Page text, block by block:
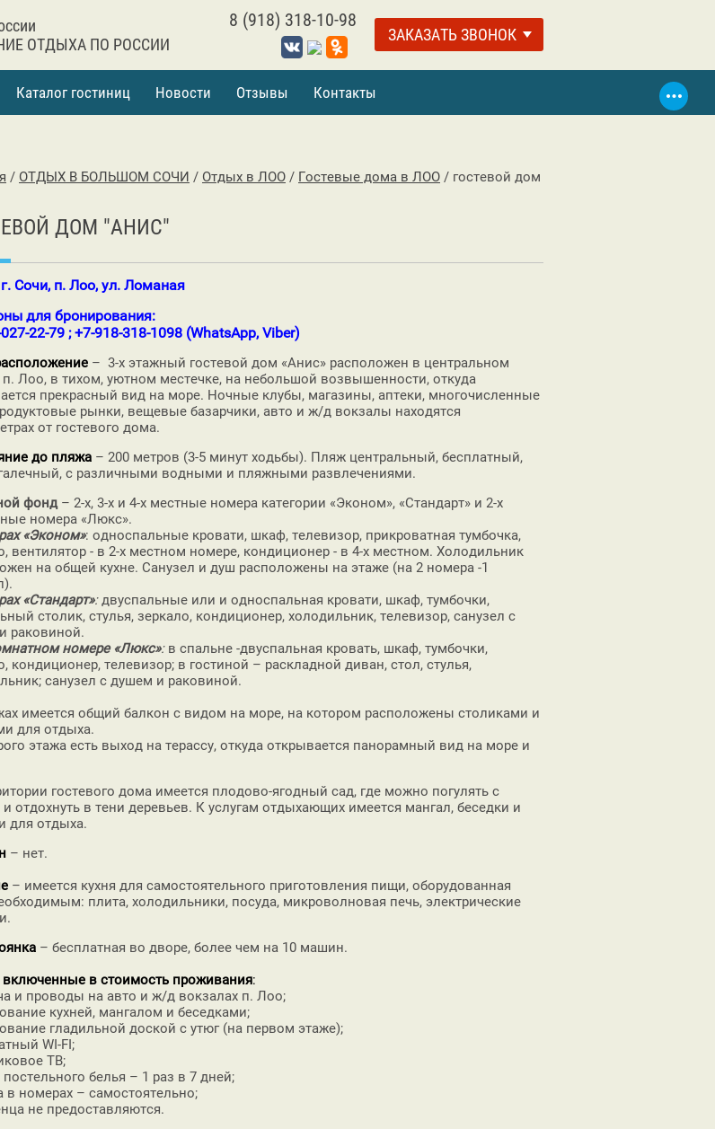
ОТДЫХА ПО РОССИИ
8 (918) 318-10-98
ЗАКАЗАТЬ ЗВОНОК
Каталог гостиниц Новости Отзывы Контакты
/ ОТДЫХ В БОЛЬШОМ СОЧИ / Отдых в ЛОО / Гостевые дома в ЛОО / гостевой дом
ДОМ "АНИС"
Сочи, п. Лоо, ул. Ломаная
для бронирования:
22-79 ; +7-918-318-1098 (WhatsApp, Viber)
– 3-х этажный гостевой дом «Анис» расположен в центральном
п. Лоо, в тихом, уютном местечке, на небольшой возвышенности, откуда
прекрасный вид на море. Ночные клубы, магазины, аптеки, многочисленные
рынки, вещевые базарчики, авто и ж/д вокзалы находятся
от гостевого дома.
до пляжа – 200 метров (3-5 минут ходьбы). Пляж центральный, бесплатный,
с различными водными и пляжными развлечениями.
фонд– 2-х, 3-х и 4-х местные номера категории «Эконом», «Стандарт» и 2-х
номера «Люкс».
«Эконом»: односпальные кровати, шкаф, телевизор, прикроватная тумбочка,
вентилятор - в 2-х местном номере, кондиционер - в 4-х местном. Холодильник
на общей кухне. Санузел и душ расположены на этаже (на 2 номера -1
«Стандарт»:двуспальные или и односпальная кровати, шкаф, тумбочки,
столик, стулья, зеркало, кондиционер, холодильник, телевизор, санузел с
раковиной.
номере «Люкс»:в спальне -двуспальная кровать, шкаф, тумбочки,
кондиционер, телевизор; в гостиной – раскладной диван, стол, стулья,
санузел с душем и раковиной.
имеется общий балкон с видом на море, на котором расположены столиками и
для отдыха.
этажа есть выход на терассу, откуда открывается панорамный вид на море и
гостевого дома имеется плодово-ягодный сад, где можно погулять с
отдохнуть в тени деревьев. К услугам отдыхающих имеется мангал, беседки и
для отдыха.
– нет.
– имеется кухня для самостоятельного приготовления пищи, оборудованная
плита, холодильники, посуда, микроволновая печь, электрические
– бесплатная во дворе, более чем на 10 машин.
включенные в стоимость проживания:
и проводы на авто и ж/д вокзалах п. Лоо;
кухней, мангалом и беседками;
гладильной доской с утюг (на первом этаже);
WI-FI;
ТВ;
белья – 1 раз в 7 дней;
в номерах – самостоятельно;
не предоставляются.